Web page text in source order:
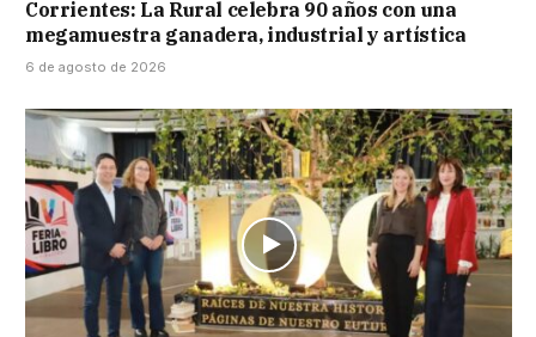
Corrientes: La Rural celebra 90 años con una
megamuestra ganadera, industrial y artística
6 de agosto de 2026